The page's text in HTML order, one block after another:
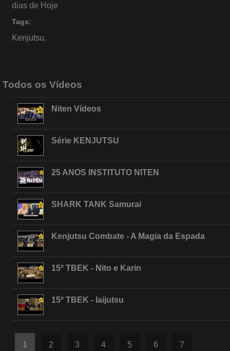
dias de Hoje
Tags:
Kenjutsu,
Todos os Vídeos
Niten Vídeos
Série KENJUTSU
25 ANOS INSTITUTO NITEN
SHARK TANK Samurai
Kenjutsu Combate - A Magia da Espada
15º TBEK - Nito e Karin
15º TBEK - Iaijutsu
1 2 3 4 5 6 7